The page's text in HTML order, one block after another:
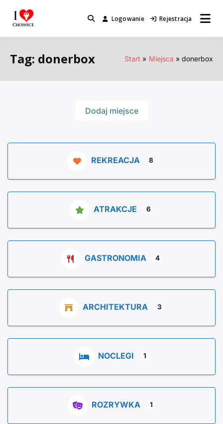
Miejsca które warto odwiedzić.
Logowanie Rejestracja
Tag: donerbox Start Miejsca donerbox
Dodaj miejsce
REKREACJA 8
ATRAKCJE 6
GASTRONOMIA 4
ARCHITEKTURA 3
NOCLEGI 1
ROZRYWKA 1